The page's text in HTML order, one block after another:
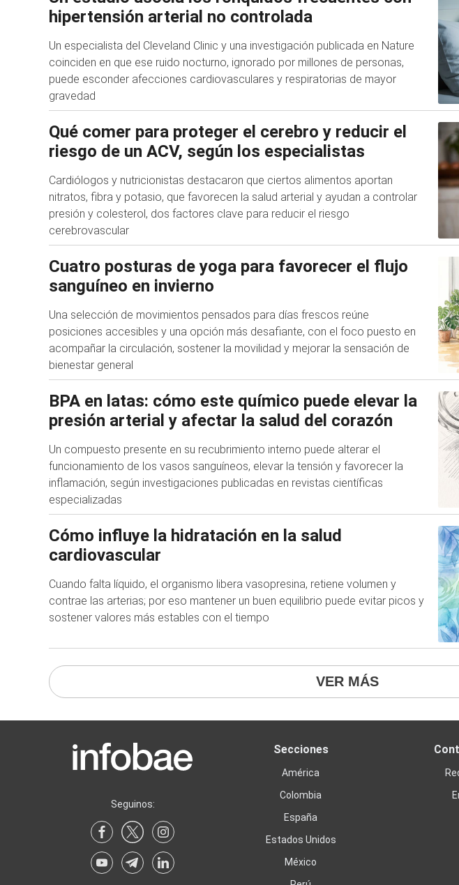
hipertensión arterial no controlada
Un especialista del Cleveland Clinic y una investigación publicada en Nature
coinciden en que ese ruido nocturno, ignorado por millones de personas,
puede esconder afecciones cardiovasculares y respiratorias de mayor
gravedad
Qué comer para proteger el cerebro y reducir el
riesgo de un ACV, según los especialistas
Cardiólogos y nutricionistas destacaron que ciertos alimentos aportan
nitratos, fibra y potasio, que favorecen la salud arterial y ayudan a controlar
presión y colesterol, dos factores clave para reducir el riesgo
cerebrovascular
Cuatro posturas de yoga para favorecer el flujo
sanguíneo en invierno
Una selección de movimientos pensados para días frescos reúne
posiciones accesibles y una opción más desafiante, con el foco puesto en
acompañar la circulación, sostener la movilidad y mejorar la sensación de
bienestar general
BPA en latas: cómo este químico puede elevar la
presión arterial y afectar la salud del corazón
Un compuesto presente en su recubrimiento interno puede alterar el
funcionamiento de los vasos sanguíneos, elevar la tensión y favorecer la
inflamación, según investigaciones publicadas en revistas científicas
especializadas
Cómo influye la hidratación en la salud
cardiovascular
Cuando falta líquido, el organismo libera vasopresina, retiene volumen y
contrae las arterias; por eso mantener un buen equilibrio puede evitar picos y
sostener valores más estables con el tiempo
VER MÁS
Seguinos:
Secciones
América
Colombia
España
Estados Unidos
México